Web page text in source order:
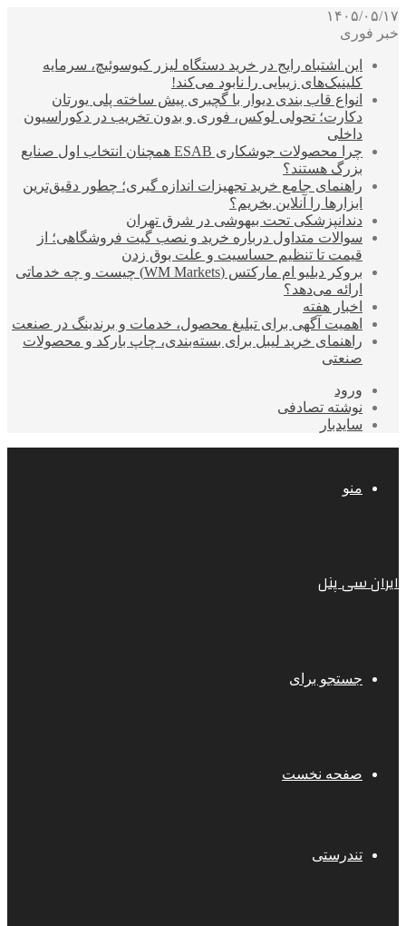
۱۴۰۵/۰۵/۱۷
خبر فوری
این اشتباه رایج در خرید دستگاه لیزر کیوسوئیچ، سرمایه
کلینیک‌های زیبایی را نابود می‌کند!
انواع قاب بندی دیوار با گچبری پیش ساخته پلی یورتان
دکارت؛ تحولی لوکس، فوری و بدون تخریب در دکوراسیون
داخلی
چرا محصولات جوشکاری ESAB همچنان انتخاب اول صنایع
بزرگ هستند؟
راهنمای جامع خرید تجهیزات اندازه گیری؛ چطور دقیق‌ترین
ابزارها را آنلاین بخریم؟
دندانپزشکی تحت بیهوشی در شرق تهران
سوالات متداول درباره خرید و نصب گیت فروشگاهی؛ از
قیمت تا تنظیم حساسیت و علت بوق زدن
بروکر دبلیو ام مارکتس (WM Markets) چیست و چه خدماتی
ارائه می‌دهد؟
اخبار هفته
اهمیت آگهی برای تبلیغ محصول، خدمات و برندینگ در صنعت
راهنمای خرید لیبل برای بسته‌بندی، چاپ بارکد و محصولات
صنعتی
ورود
نوشته تصادفی
سایدبار
منو
ایران سی پنل
جستجو برای
صفحه نخست
تندرستی